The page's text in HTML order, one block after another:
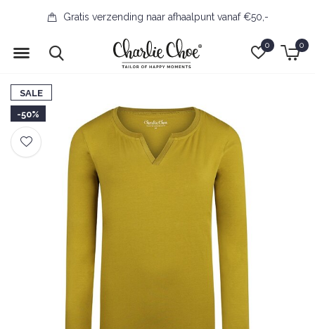
0 0
Gratis verzending naar afhaalpunt vanaf €50,-
SALE
-50%